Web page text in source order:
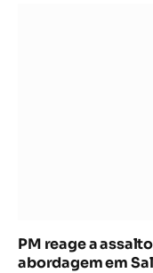
PM reage a
abordagem em